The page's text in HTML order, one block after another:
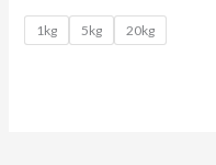
1kg 5kg 20kg